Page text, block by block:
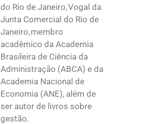
do Rio de Janeiro, Vogal da
Junta Comercial do Rio de
Janeiro, membro
acadêmico da Academia
Brasileira de Ciência da
Administração (ABCA) e da
Academia Nacional de
Economia (ANE), além de
ser autor de livros sobre
gestão.